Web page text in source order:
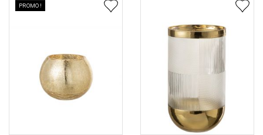
PROMO !